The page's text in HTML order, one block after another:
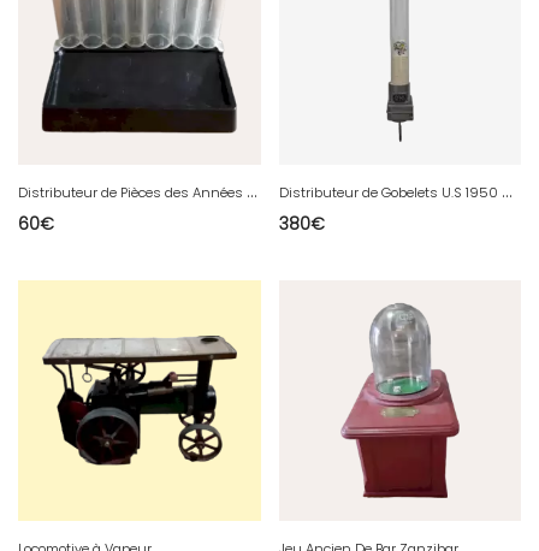
D
istributeur de Pièces des Années 50
60€
D
istributeur de Gobelets U.S 1950 GEMS
380€